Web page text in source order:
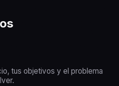
tus objetivos y el problema